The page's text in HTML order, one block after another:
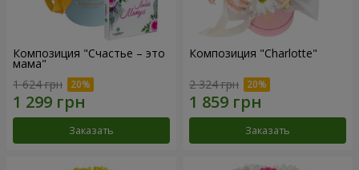
Композиция "Счастье – это
мама"
1 624 грн
Заказать
Композиция "Charlotte"
2 324 грн
Заказать